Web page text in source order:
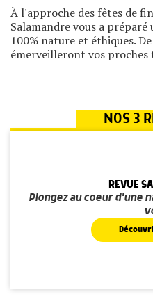
À l'approche des fêtes de
Salamandre vous a préparé
100% nature et éthiques.
émerveilleront vos
NOS 3
REVUE
Plongez au coeur d'une